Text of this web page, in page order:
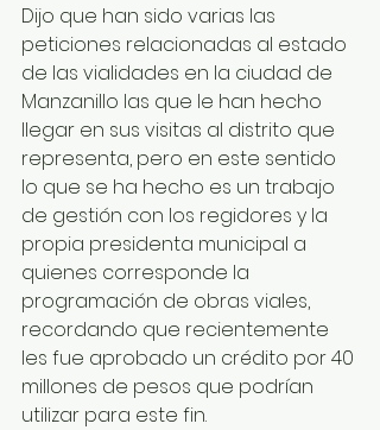
Dijo que han sido varias las
peticiones relacionadas al estado
de las vialidades en la ciudad de
Manzanillo las que le han hecho
llegar en sus visitas al distrito que
representa, pero en este sentido
lo que se ha hecho es un trabajo
de gestión con los regidores y la
propia presidenta municipal a
quienes corresponde la
programación de obras viales,
recordando que recientemente
les fue aprobado un crédito por 40
millones de pesos que podrían
utilizar para este fin.